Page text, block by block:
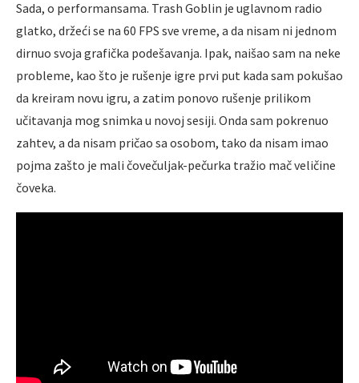
Sada, o performansama. Trash Goblin je uglavnom radio
glatko, držeći se na 60 FPS sve vreme, a da nisam ni jednom
dirnuo svoja grafička podešavanja. Ipak, naišao sam na neke
probleme, kao što je rušenje igre prvi put kada sam pokušao
da kreiram novu igru, a zatim ponovo rušenje prilikom
učitavanja mog snimka u novoj sesiji. Onda sam pokrenuo
zahtev, a da nisam pričao sa osobom, tako da nisam imao
pojma zašto je mali čovečuljak-pečurka tražio mač veličine
čoveka.